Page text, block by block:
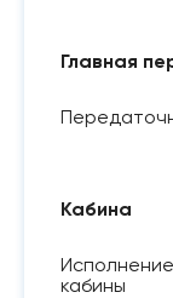
Главная
Кабина
Исполнение
кабины